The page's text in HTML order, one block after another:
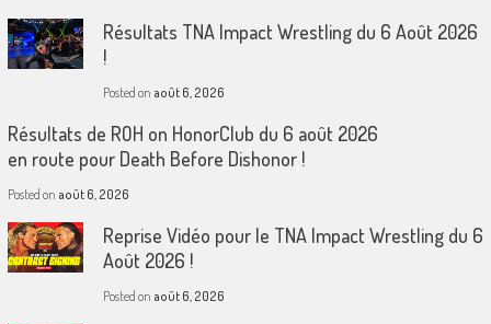
Résultats TNA Impact Wrestling du 6 Août 2026
!
Posted on août 6, 2026
Résultats de ROH on HonorClub du 6 août 2026
en route pour Death Before Dishonor !
Posted on août 6, 2026
Reprise Vidéo pour le TNA Impact Wrestling du 6
Août 2026 !
Posted on août 6, 2026